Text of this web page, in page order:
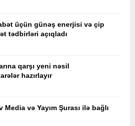
üçün günəş enerjisi və çip
tədbirləri açıqladı
qarşı yeni nəsil
hazırlayır
və Yayım Şurası ilə bağlı